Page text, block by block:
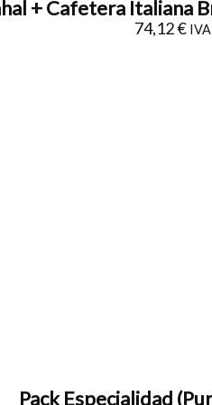
+ Cafetera Italiana
74,12€
Pack Especialidad